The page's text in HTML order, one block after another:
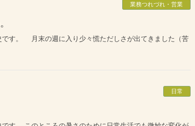
業務つれづれ・営業
す。 月末の週に入り少々慌ただしさが出てきました（苦
日常